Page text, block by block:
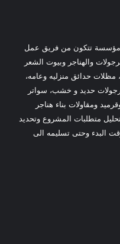
مؤسسة تتكون من فريق عمل
والهناجر وبيوت الشعر
مظلات حدائق منزليه وعامه،
حديد و خشب، سواتر
ومقاولات بناء هناجر
متطلبات المشروع وتحديد
البدء وحتى تسليمه الى